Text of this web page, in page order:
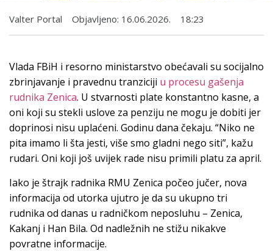
Valter Portal Objavljeno: 16.06.2026. 18:23
Vlada FBiH i resorno ministarstvo obećavali su socijalno
zbrinjavanje i pravednu tranziciji u procesu gašenja
rudnika Zenica. U stvarnosti plate konstantno kasne, a
oni koji su stekli uslove za penziju ne mogu je dobiti jer
doprinosi nisu uplaćeni. Godinu dana čekaju. “Niko ne
pita imamo li šta jesti, više smo gladni nego siti”, kažu
rudari. Oni koji još uvijek rade nisu primili platu za april.
Iako je štrajk radnika RMU Zenica počeo jučer, nova
informacija od utorka ujutro je da su ukupno tri
rudnika od danas u radničkom neposluhu – Zenica,
Kakanj i Han Bila. Od nadležnih ne stižu nikakve
povratne informacije.